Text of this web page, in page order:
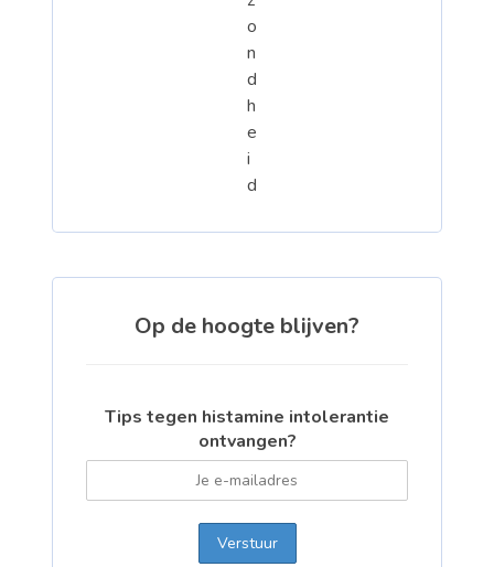
Op de hoogte blijven?
Tips tegen histamine intolerantie
ontvangen?